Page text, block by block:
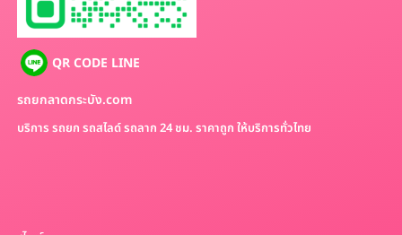
QR CODE LINE
รถยกลาดกระบัง.com
บริการ รถยก รถสไลด์ รถลาก 24 ชม. ราคาถูก ให้บริการทั่วไทย